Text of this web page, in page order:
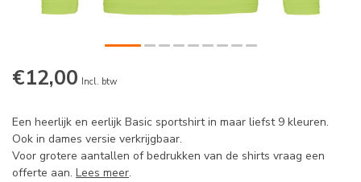
€12,00 Incl. btw
Een heerlijk en eerlijk Basic sportshirt in maar liefst 9 kleuren.
Ook in dames versie verkrijgbaar.
Voor grotere aantallen of bedrukken van de shirts vraag een
offerte aan. Lees meer.